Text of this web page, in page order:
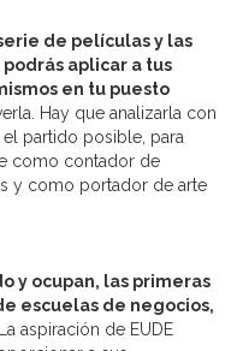
de películas y las
aplicar a tus
en tu puesto
Hay que analizarla con
partido posible, para
como contador de
y como portador de arte
y ocupan, las primeras
escuelas de negocios,
La aspiración de EUDE